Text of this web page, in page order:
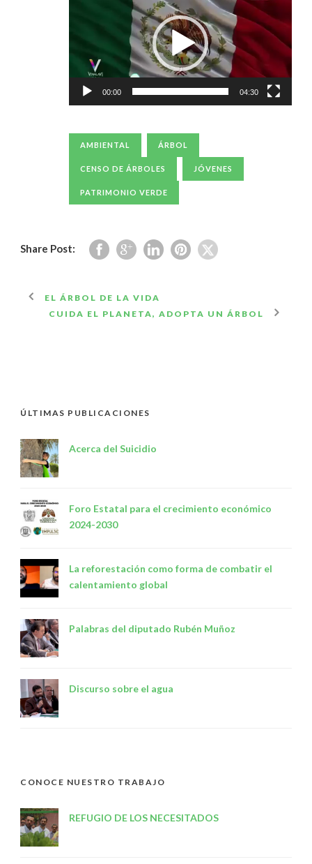
vídeo
00:00 04:30
AMBIENTAL ÁRBOL
CENSO DE ÁRBOLES JÓVENES
PATRIMONIO VERDE
Share Post:
EL ÁRBOL DE LA VIDA
CUIDA EL PLANETA, ADOPTA UN ÁRBOL
ÚLTIMAS PUBLICACIONES
Acerca del Suicidio
Foro Estatal para el crecimiento económico
2024-2030
La reforestación como forma de combatir el
calentamiento global
Palabras del diputado Rubén Muñoz
Discurso sobre el agua
CONOCE NUESTRO TRABAJO
REFUGIO DE LOS NECESITADOS